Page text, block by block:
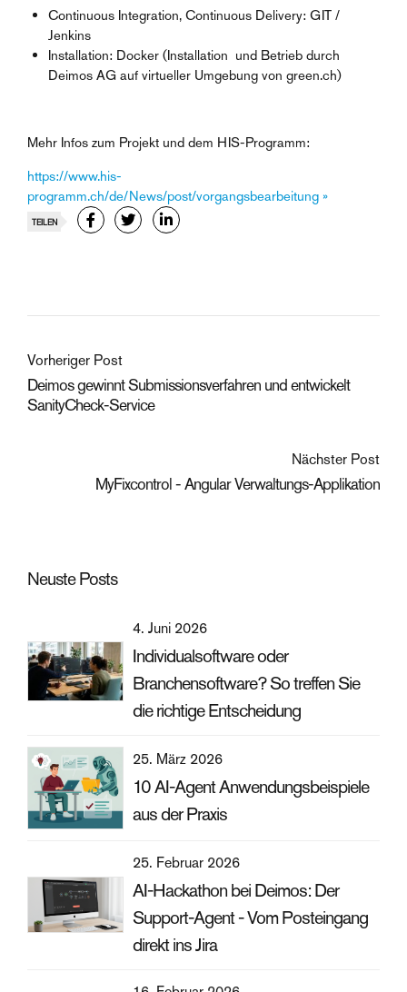
Continuous Integration, Continuous Delivery: GIT /
Jenkins
Installation: Docker (Installation und Betrieb durch
Deimos AG auf virtueller Umgebung von green.ch)
Mehr Infos zum Projekt und dem HIS-Programm:
https://www.his-
programm.ch/de/News/post/vorgangsbearbeitung »
TEILEN
Vorheriger Post
Deimos gewinnt Submissionsverfahren und entwickelt
SanityCheck-Service
Nächster Post
MyFixcontrol - Angular Verwaltungs-Applikation
Neuste Posts
4. Juni 2026
Individualsoftware oder
Branchensoftware? So treffen Sie
die richtige Entscheidung
25. März 2026
10 AI-Agent Anwendungsbeispiele
aus der Praxis
25. Februar 2026
AI-Hackathon bei Deimos: Der
Support-Agent - Vom Posteingang
direkt ins Jira